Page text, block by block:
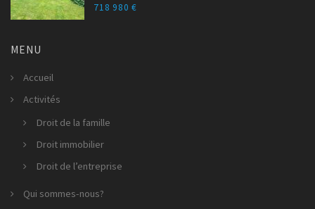
718 980 €
MENU
Accueil
Activités
Droit de la famille
Droit immobilier
Droit de l’entreprise
Qui sommes-nous?